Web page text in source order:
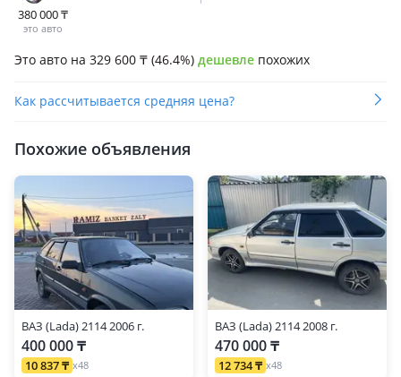
380 000₸
это авто
Это авто на 329 600 ₸ (46.4%) дешевле похожих
Как рассчитывается средняя цена?
Похожие объявления
ВАЗ (Lada) 2114 2006 г.
400 000 ₸
10 837 ₸ x48
ВАЗ (Lada) 2114 2008 г.
470 000 ₸
12 734 ₸ x48